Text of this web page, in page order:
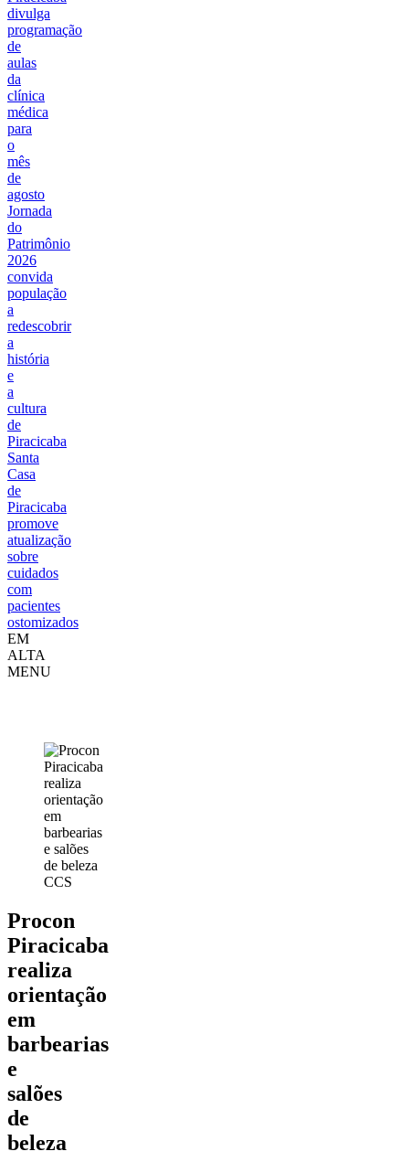
divulga
programação
de
aulas
da
clínica
médica
para
o
mês
de
agosto
Jornada
do
Patrimônio
2026
convida
população
a
redescobrir
a
história
e
a
cultura
de
Piracicaba
Santa
Casa
de
Piracicaba
promove
atualização
sobre
cuidados
com
pacientes
ostomizados
EM
ALTA
MENU
CCS
Procon
Piracicaba
realiza
orientação
em
barbearias
e
salões
de
beleza